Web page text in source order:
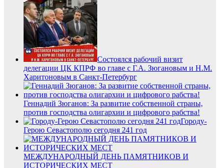
Состоялся рабочий визит
делегации ЦК КПРФ во главе с Г.А. Зюгановым и Н.М.
Харитоновым в Санкт-Петербург
Геннадий Зюганов: За развитие собственной страны,
против господства олигархии и цифрового рабства!
Городу-
Герою Севастополю сегодня 241 год
МЕЖДУНАРОДНЫЙ ДЕНЬ ПАМЯТНИКОВ И
ИСТОРИЧЕСКИХ МЕСТ